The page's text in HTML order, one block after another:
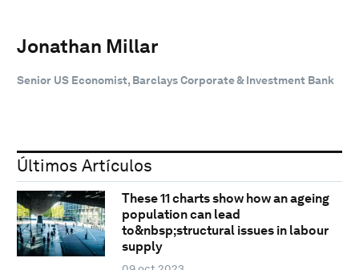
Jonathan Millar
Senior US Economist, Barclays Corporate & Investment Bank
Últimos Artículos
These 11 charts show how an ageing
population can lead
to&nbsp;structural issues in labour
supply